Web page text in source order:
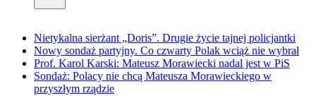
Nietykalna sierżant „Doris”. Drugie życie tajnej policjantki
Nowy sondaż partyjny. Co czwarty Polak wciąż nie wybrał
Prof. Karol Karski: Mateusz Morawiecki nadal jest w PiS
Sondaż: Polacy nie chcą Mateusza Morawieckiego w
przyszłym rządzie